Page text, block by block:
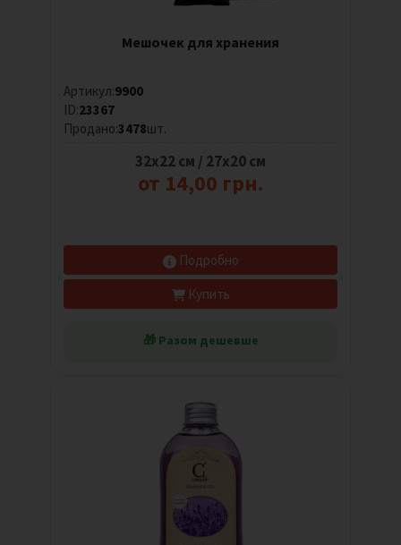
Мешочек для хранения
Артикул:9900
ID:23367
Продано:3478шт.
32х22 см / 27х20 см
от 14,00 грн.
Подробно
Купить
🎁 Разом дешевше